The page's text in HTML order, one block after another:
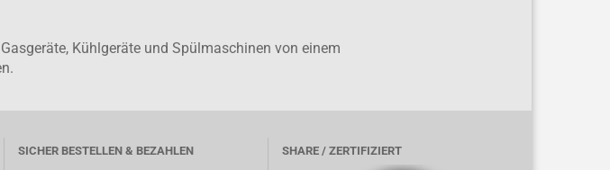
Kühlgeräte und Spülmaschinen von einem
SICHER BESTELLEN & BEZAHLEN SHARE / ZERTIFIZIERT